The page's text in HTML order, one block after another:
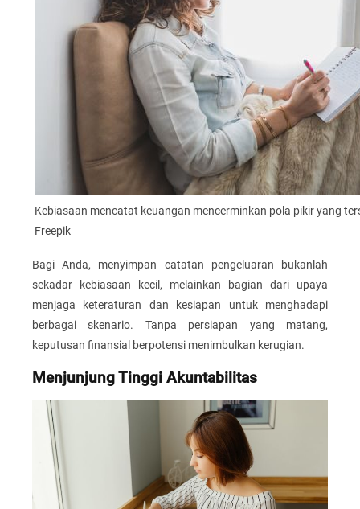
Kebiasaan mencatat keuangan mencerminkan pola pikir yang
Freepik
Bagi Anda, menyimpan catatan pengeluaran bukanlah
sekadar kebiasaan kecil, melainkan bagian dari upaya
menjaga keteraturan dan kesiapan untuk menghadapi
berbagai skenario. Tanpa persiapan yang matang,
keputusan finansial berpotensi menimbulkan kerugian.
Menjunjung Tinggi Akuntabilitas